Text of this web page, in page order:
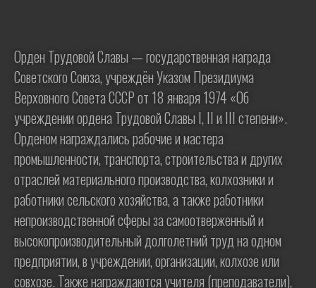
Орден Трудовой Славы — государственная награда
Советского Союза, учреждён Указом Президиума
Верховного Совета СССР от 18 января 1974 «Об
учреждении ордена Трудовой Славы I, II и III степени».
Орденом награждались рабочие и мастера
промышленности, транспорта, строительства и других
отраслей материального производства, колхозники и
работники сельского хозяйства, а также работники
непроизводственной сферы за самоотверженный и
высокопроизводительный долголетний труд на одном
предприятии, в учреждении, организации, колхозе или
совхозе. Также награждаются учителя (преподаватели),